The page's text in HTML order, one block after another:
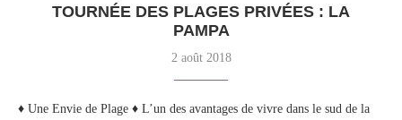
TOURNÉE DES PLAGES PRIVÉES : LA
PAMPA
2 août 2018
♦ Une Envie de Plage ♦ L’un des avantages de vivre dans le sud de la